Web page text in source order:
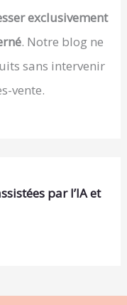
exclusivement
. Notre blog ne
sans intervenir
vente.
par l’IA et